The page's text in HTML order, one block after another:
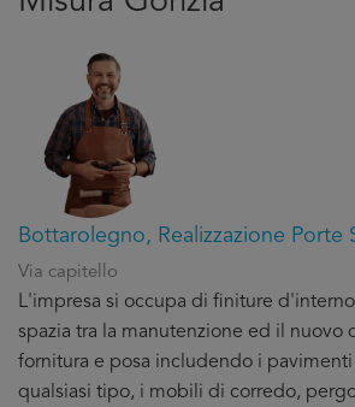
Bottarolegno, Realizzazione Porte
Via capitello
L'impresa si occupa di finiture
spazia tra la manutenzione ed il nuovo
fornitura e posa includendo i
qualsiasi tipo, i mobili di corredo,